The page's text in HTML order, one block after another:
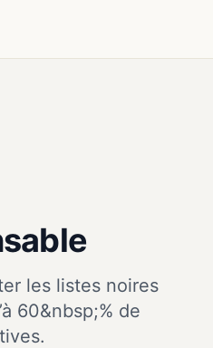
les listes noires
60&nbsp;% de